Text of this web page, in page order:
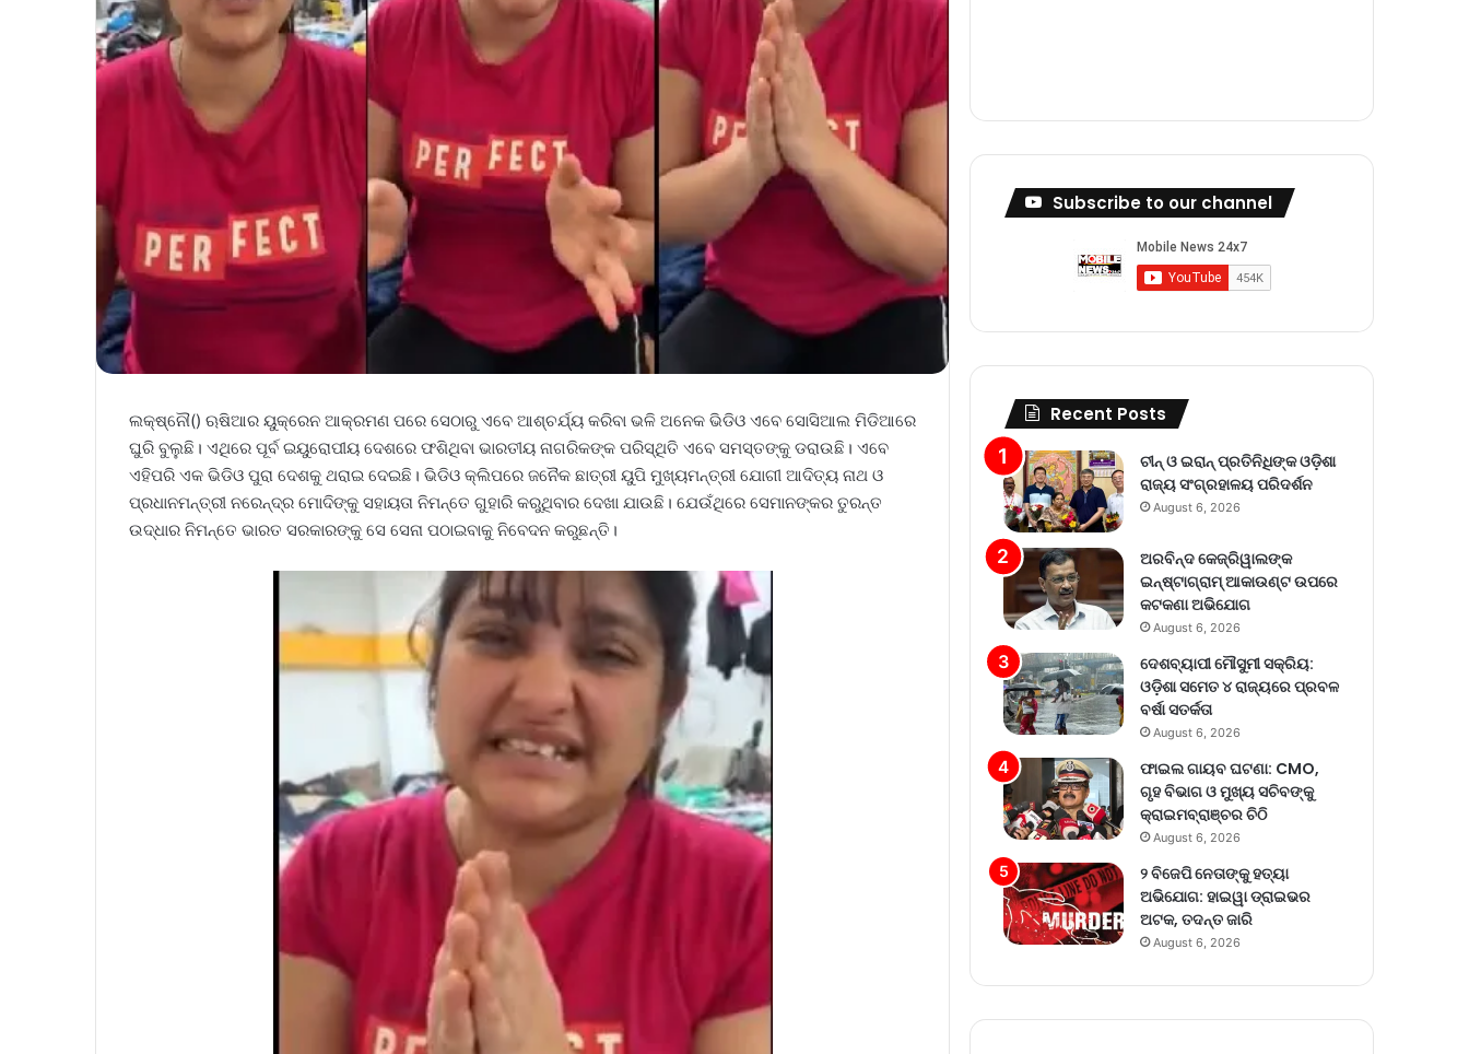
ଲକ୍ଷ୍ନୌ() ଋଷିଆର ୟୁକ୍ରେନ ଆକ୍ରମଣ ପରେ ସେଠାରୁ ଏବେ ଆଶ୍ଚର୍ଯ୍ୟ କରିବା ଭଳି ଅନେକ ଭିଡିଓ ଏବେ ସୋସିଆଲ ମିଡିଆରେ
ଘୁରି ବୁଲୁଛି। ଏଥିରେ ପୂର୍ବ ଇୟୁରୋପୀୟ ଦେଶରେ ଫଶିଥିବା ଭାରତୀୟ ନାଗରିକଙ୍କ ପରିସ୍ଥିତି ଏବେ ସମସ୍ତଙ୍କୁ ଡରାଉଛି। ଏବେ
ଏହିପରି ଏକ ଭିଡିଓ ପୁରା ଦେଶକୁ ଥରାଇ ଦେଇଛି। ଭିଡିଓ କ୍ଲିପରେ ଜନୈକ ଛାତ୍ରୀ ୟୁପି ମୁଖ୍ୟମନ୍ତ୍ରୀ ଯୋଗୀ ଆଦିତ୍ୟ ନାଥ ଓ
ପ୍ରଧାନମନ୍ତ୍ରୀ ନରେନ୍ଦ୍ର ମୋଦିଙ୍କୁ ସହାୟତା ନିମନ୍ତେ ଗୁହାରି କରୁଥିବାର ଦେଖା ଯାଉଛି। ଯେଉଁଥିରେ ସେମାନଙ୍କର ତୁରନ୍ତ
ଉଦ୍ଧାର ନିମନ୍ତେ ଭାରତ ସରକାରଙ୍କୁ ସେ ସେନା ପଠାଇବାକୁ ନିବେଦନ କରୁଛନ୍ତି।
Subscribe to our channel
Recent Posts
ଚୀନ୍ ଓ ଇରାନ୍ ପ୍ରତିନିଧିଙ୍କ ଓଡ଼ିଶା
ରାଜ୍ୟ ସଂଗ୍ରହାଳୟ ପରିଦର୍ଶନ
August 6, 2026
ଅରବିନ୍ଦ କେଜ୍ରିୱାଲଙ୍କ
ଇନ୍‌ଷ୍ଟାଗ୍ରାମ୍ ଆକାଉଣ୍ଟ ଉପରେ
କଟକଣା ଅଭିଯୋଗ
August 6, 2026
ଦେଶବ୍ୟାପୀ ମୌସୁମୀ ସକ୍ରିୟ:
ଓଡ଼ିଶା ସମେତ ୪ ରାଜ୍ୟରେ ପ୍ରବଳ
ବର୍ଷା ସତର୍କତା
August 6, 2026
ଫାଇଲ ଗାୟବ ଘଟଣା: CMO,
ଗୃହ ବିଭାଗ ଓ ମୁଖ୍ୟ ସଚିବଙ୍କୁ
କ୍ରାଇମବ୍ରାଞ୍ଚର ଚିଠି
August 6, 2026
୨ ବିଜେପି ନେତାଙ୍କୁ ହତ୍ୟା
ଅଭିଯୋଗ: ହାଇୱା ଡ୍ରାଇଭର
ଅଟକ, ତଦନ୍ତ ଜାରି
August 6, 2026